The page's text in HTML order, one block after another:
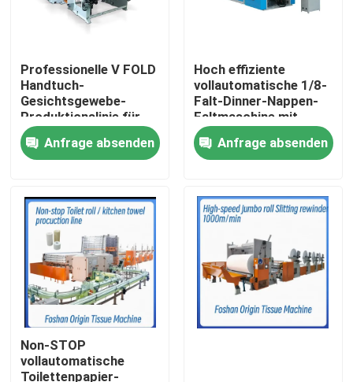
Zu Hause
Produkte
Über uns
Werksbesichtigung
Qualitätskontrolle
Professionelle V FOLD
Handtuch-
Gesichtsgewebe-
Produktionslinie für
Gewebeindustrie mit
automatischer
Übertragungseinheit
Anfrage absenden
Hoch effiziente
vollautomatische 1/8-
Falt-Dinner-Nappen-
Faltmaschine mit
Vakuumpumpe
Anfrage absenden
Non-STOP
vollautomatische
Toilettenpapier-